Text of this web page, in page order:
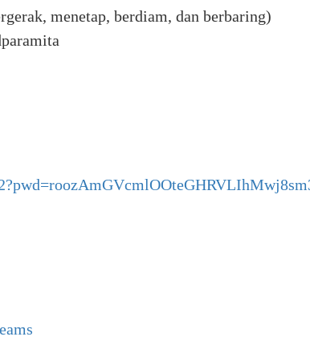
menetap, berdiam, dan berbaring)